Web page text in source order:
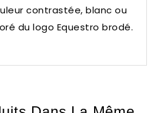
contrastée, blanc ou
du logo Equestro brodé.